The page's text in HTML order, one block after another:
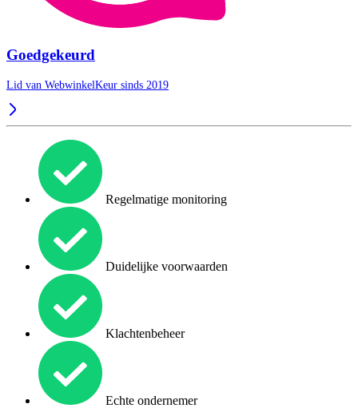
Goedgekeurd
Lid van WebwinkelKeur sinds 2019
Regelmatige monitoring
Duidelijke voorwaarden
Klachtenbeheer
Echte ondernemer